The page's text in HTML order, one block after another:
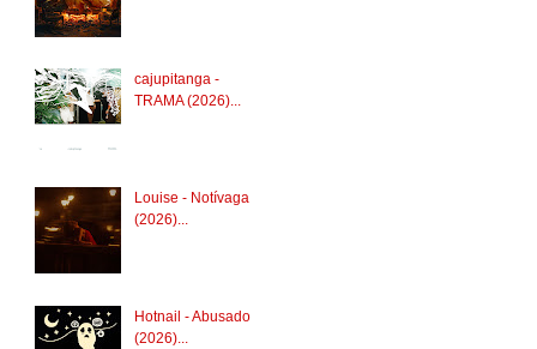
cajupitanga -
TRAMA (2026)...
Louise - Notívaga
(2026)...
Hotnail - Abusado
(2026)...